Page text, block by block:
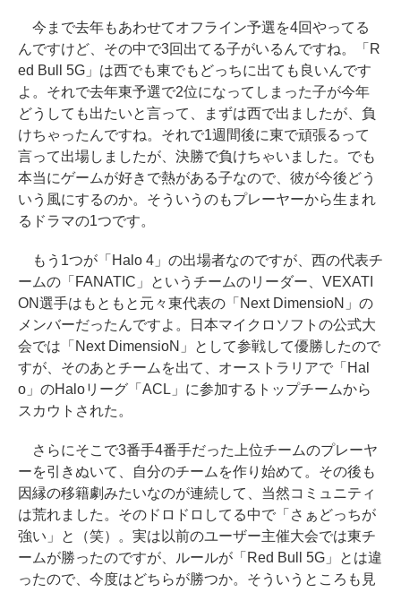
今まで去年もあわせてオフライン予選を4回やってる
んですけど、その中で3回出てる子がいるんですね。「R
ed Bull 5G」は西でも東でもどっちに出ても良いんです
よ。それで去年東予選で2位になってしまった子が今年
どうしても出たいと言って、まずは西で出ましたが、負
けちゃったんですね。それで1週間後に東で頑張るって
言って出場しましたが、決勝で負けちゃいました。でも
本当にゲームが好きで熱がある子なので、彼が今後どう
いう風にするのか。そういうのもプレーヤーから生まれ
るドラマの1つです。
もう1つが「Halo 4」の出場者なのですが、西の代表チ
ームの「FANATIC」というチームのリーダー、VEXATI
ON選手はもともと元々東代表の「Next DimensioN」の
メンバーだったんですよ。日本マイクロソフトの公式大
会では「Next DimensioN」として参戦して優勝したので
すが、そのあとチームを出て、オーストラリアで「Hal
o」のHaloリーグ「ACL」に参加するトップチームから
スカウトされた。
さらにそこで3番手4番手だった上位チームのプレーヤ
ーを引きぬいて、自分のチームを作り始めて。その後も
因縁の移籍劇みたいなのが連続して、当然コミュニティ
は荒れました。そのドロドロしてる中で「さぁどっちが
強い」と（笑）。実は以前のユーザー主催大会では東チ
ームが勝ったのですが、ルールが「Red Bull 5G」とは違
ったので、今度はどちらが勝つか。そういうところも見